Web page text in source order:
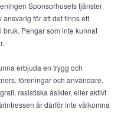
Sponsorhusets tjänster
för att det finns ett
Pengar som inte kunnat
erbjuda en trygg och
föreningar och användare.
rasistiska åsikter, eller aktivt
är därför inte välkomna